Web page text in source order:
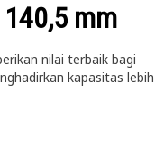
mm
nilai terbaik bagi
kapasitas lebih